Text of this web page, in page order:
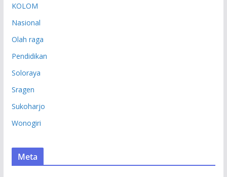
KOLOM
Nasional
Olah raga
Pendidikan
Soloraya
Sragen
Sukoharjo
Wonogiri
Meta